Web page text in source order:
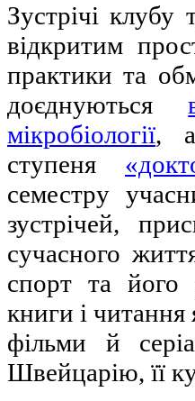
Зустрічі клубу
відкритим
практики та
доєднуються
мікробіології, а
ступеня
семестру
зустрічей,
сучасного
спорт та його
книги і
фільми й
Швейцарію, її